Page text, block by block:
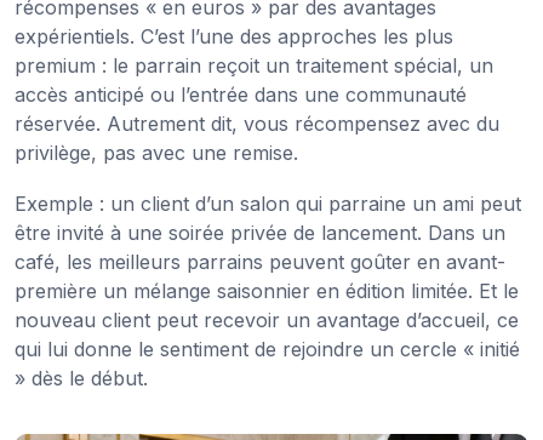
récompenses « en euros » par des avantages
expérientiels. C’est l’une des approches les plus
premium : le parrain reçoit un traitement spécial, un
accès anticipé ou l’entrée dans une communauté
réservée. Autrement dit, vous récompensez avec du
privilège, pas avec une remise.
Exemple : un client d’un salon qui parraine un ami peut
être invité à une soirée privée de lancement. Dans un
café, les meilleurs parrains peuvent goûter en avant-
première un mélange saisonnier en édition limitée. Et le
nouveau client peut recevoir un avantage d’accueil, ce
qui lui donne le sentiment de rejoindre un cercle « initié
» dès le début.